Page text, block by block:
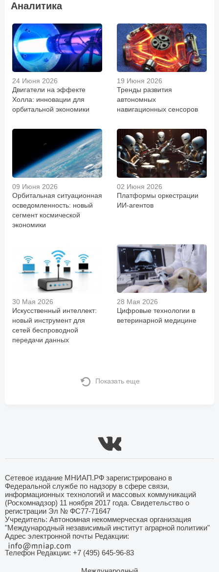
Аналитика
24 Июня 2026
Двигатели на эффекте
Холла: инновации для
орбитальной экономики
19 Июня 2026
Тренды развития
автономных
навигационных сенсоров
09 Июня 2026
Орбитальная ситуационная
осведомленность: новый
сегмент космической
экономики
02 Июня 2026
Платформы оркестрации
ИИ-агентов
30 Мая 2026
Искусственный интеллект:
новый инструмент для
сетей беспроводной
передачи данных
28 Мая 2026
Цифровые технологии в
ветеринарной медицине
Показать еще
Сетевое издание МНИАП.РФ зарегистрировано в
Федеральной службе по надзору в сфере связи,
информационных технологий и массовых коммуникаций
(Роскомнадзор) 11 ноября 2017 года. Свидетельство о
регистрации Эл № ФС77-71647
Учредитель: Автономная некоммерческая организация
"Международный независимый институт аграрной политики"
Адрес электронной почты Редакции:
Телефон Редакции: +7 (495) 645-96-83